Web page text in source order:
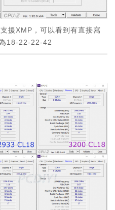
援XMP，可以看到有直接寫
18-22-22-42